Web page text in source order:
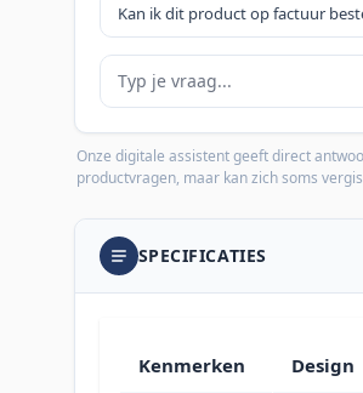
Kan ik dit product op factuur
Je vraag
Onze digitale assistent geeft direct
productvragen, maar kan zich soms
SPECIFICATIES
Kenmerken Design